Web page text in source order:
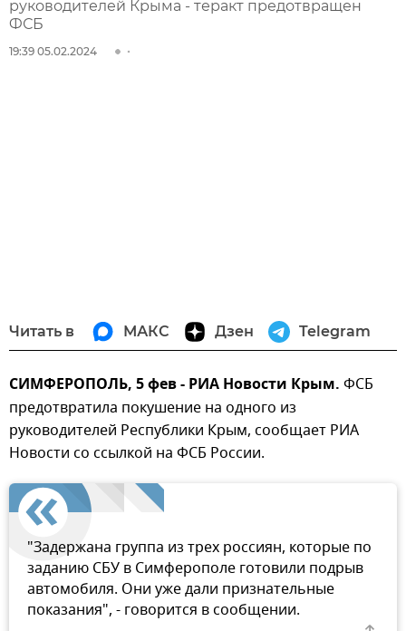
руководителей Крыма - теракт предотвращен
ФСБ
19:39 05.02.2024
Читать в МАКС Дзен Telegram
СИМФЕРОПОЛЬ, 5 фев - РИА Новости Крым. ФСБ
предотвратила покушение на одного из
руководителей Республики Крым, сообщает РИА
Новости со ссылкой на ФСБ России.
"Задержана группа из трех россиян, которые по
заданию СБУ в Симферополе готовили подрыв
автомобиля. Они уже дали признательные
показания", - говорится в сообщении.